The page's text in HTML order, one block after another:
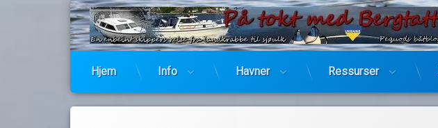
Hopp
til
Hjem Info Havner Ressurser